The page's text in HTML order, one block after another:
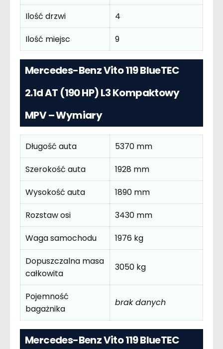
Ilość drzwi
4
Ilość miejsc
9
Mercedes-Benz Vito 119 BlueTEC
2.1d AT (190 HP) L3 Kompaktowy
MPV – Wymiary
Długość auta
5370 mm
Szerokość auta
1928 mm
Wysokość auta
1890 mm
Rozstaw osi
3430 mm
Waga samochodu
1976 kg
Dopuszczalna masa
całkowita
3050 kg
Pojemność
bagażnika
brak danych
Mercedes-Benz Vito 119 BlueTEC